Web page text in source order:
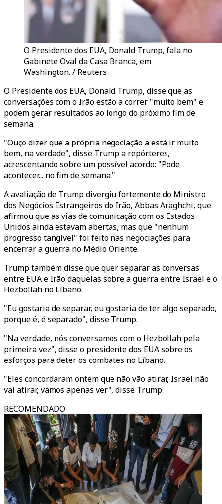
O Presidente dos EUA, Donald Trump, fala no
Gabinete Oval da Casa Branca, em
Washington. / Reuters
O Presidente dos EUA, Donald Trump, disse que as
conversações com o Irão estão a correr "muito bem" e
podem gerar resultados ao longo do próximo fim de
semana.
"Ouço dizer que a própria negociação a está ir muito
bem, na verdade", disse Trump a repórteres,
acrescentando sobre um possível acordo: "Pode
acontecer... no fim de semana."
A avaliação de Trump divergiu fortemente do Ministro
dos Negócios Estrangeiros do Irão, Abbas Araghchi, que
afirmou que as vias de comunicação com os Estados
Unidos ainda estavam abertas, mas que "nenhum
progresso tangível" foi feito nas negociações para
encerrar a guerra no Médio Oriente.
Trump também disse que quer separar as conversas
entre EUA e Irão daquelas sobre a guerra entre Israel e o
Hezbollah no Líbano.
"Eu gostaria de separar, eu gostaria de ter algo separado,
porque é, é separado", disse Trump.
"Na verdade, nós conversamos com o Hezbollah pela
primeira vez", disse o presidente dos EUA sobre os
esforços para deter os combates no Líbano.
"Eles concordaram ontem que não vão atirar, Israel não
vai atirar, vamos apenas ver", disse Trump.
RECOMENDADO